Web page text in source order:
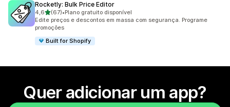
Rocketly: Bulk Price Editor
4,6de 5 estrelas
(67)
67 avaliações ao todo
•Plano gratuito disponível
Edite preços e descontos em massa com segurança. Programe
promoções
Built for Shopify
Quer adicionar um app?